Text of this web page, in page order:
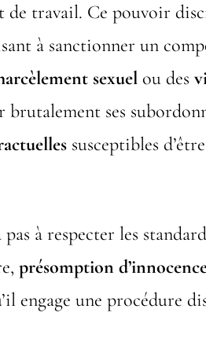
travail. Ce pouvoir
à sanctionner un
sexuel ou des
brutalement ses
susceptibles
pas à respecter les
présomption
engage une procédure